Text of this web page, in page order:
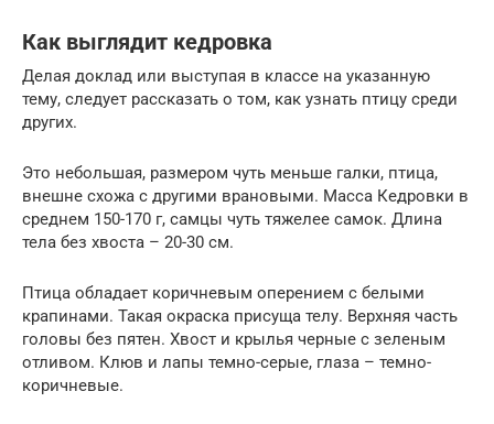
Как выглядит кедровка
Делая доклад или выступая в классе на указанную
тему, следует рассказать о том, как узнать птицу среди
других.
Это небольшая, размером чуть меньше галки, птица,
внешне схожа с другими врановыми. Масса Кедровки в
среднем 150-170 г, самцы чуть тяжелее самок. Длина
тела без хвоста – 20-30 см.
Птица обладает коричневым оперением с белыми
крапинами. Такая окраска присуща телу. Верхняя часть
головы без пятен. Хвост и крылья черные с зеленым
отливом. Клюв и лапы темно-серые, глаза – темно-
коричневые.